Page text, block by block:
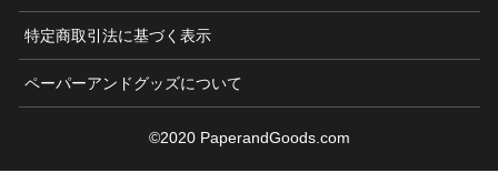
特定商取引法に基づく表示
ペーパーアンドグッズについて
©2020 PaperandGoods.com